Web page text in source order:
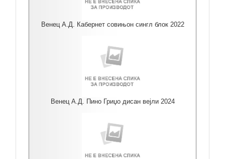
Венец А.Д. Кабернет совињон сингл блок 2022
Венец А.Д. Пино Гриџо дисан вејли 2024